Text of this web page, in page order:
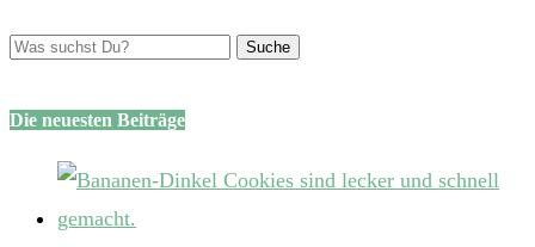
Die neuesten Beiträge